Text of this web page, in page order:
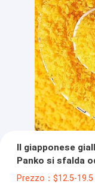
Il giapponese
Panko si sfalda
Prezzo：$12.5-19.5